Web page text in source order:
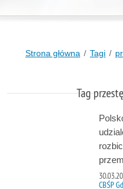
Strona główna Tagi
Tag
CBŚP